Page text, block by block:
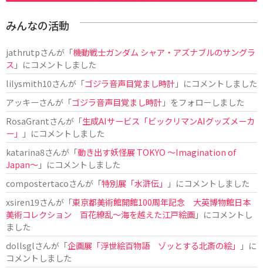
みんなの活動
jathrutpさんが「機動戦士ガンダム シャア・アズナブルのサングラ
ス 」にコメントしました
lilysmith10さんが「ゴジラ音声目覚まし時計」にコメントしました
アッキーさんが「ゴジラ音声目覚まし時計」をフォローしました
RosaGrantさんが「生成AIサービス「ビックリマンAIグッズメーカ
ー」
」にコメントしました
katarina8さんが「動き出す妖怪展 TOKYO 〜Imagination of
Japan〜」にコメントしました
compostertacoさんが「特別展「水滸伝」
」にコメントしました
xsiren19さんが「東京都美術館開館100周年記念 大英博物館日本
美術コレクション 百花繚乱～海を越えた江戸絵画」にコメントし
ました
dollsglさんが「企画展「浮世絵百物語 ゾッとする北斎の絵」
」に
コメントしました